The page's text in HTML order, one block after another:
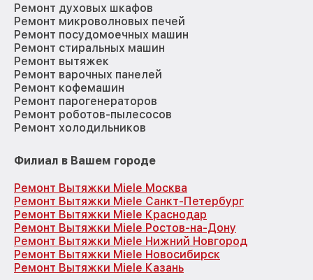
Ремонт духовых шкафов
Ремонт микроволновых печей
Ремонт посудомоечных машин
Ремонт стиральных машин
Ремонт вытяжек
Ремонт варочных панелей
Ремонт кофемашин
Ремонт парогенераторов
Ремонт роботов-пылесосов
Ремонт холодильников
Филиал в Вашем городе
Ремонт Вытяжки Miele Москва
Ремонт Вытяжки Miele Санкт-Петербург
Ремонт Вытяжки Miele Краснодар
Ремонт Вытяжки Miele Ростов-на-Дону
Ремонт Вытяжки Miele Нижний Новгород
Ремонт Вытяжки Miele Новосибирск
Ремонт Вытяжки Miele Казань